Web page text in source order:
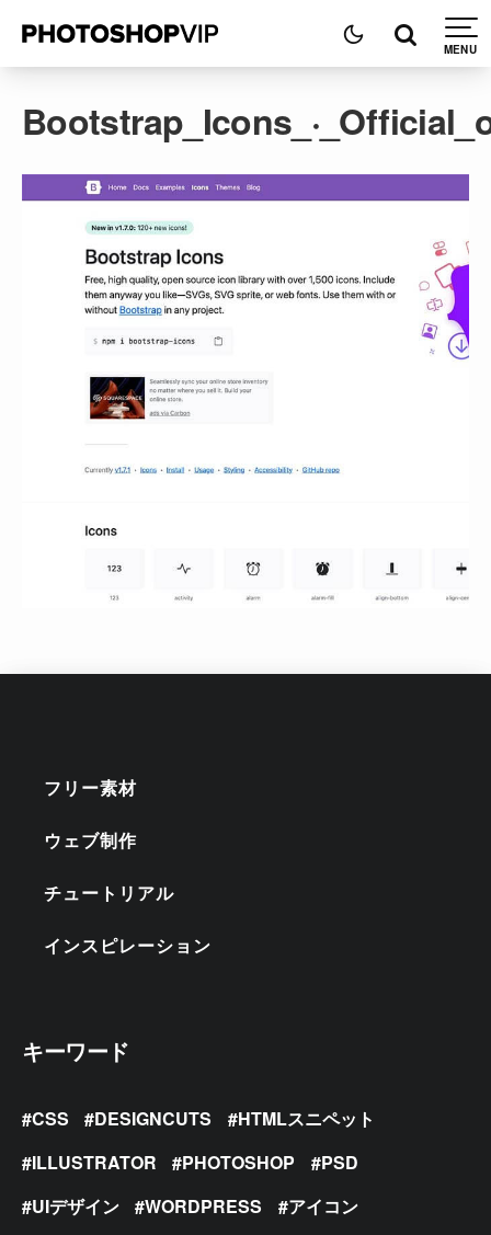
フリー素材
ウェブ制作
チュートリアル
インスピレーション
キーワード
CSS DESIGNCUTS
HTMLスニペット
ILLUSTRATOR
PHOTOSHOP
PSD
UIデザイン
WORDPRESS
アイコン